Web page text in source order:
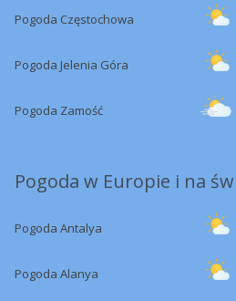
Pogoda Częstochowa
Pogoda Jelenia Góra
Pogoda Zamość
Pogoda w Europie i na
Pogoda Antalya
Pogoda Alanya